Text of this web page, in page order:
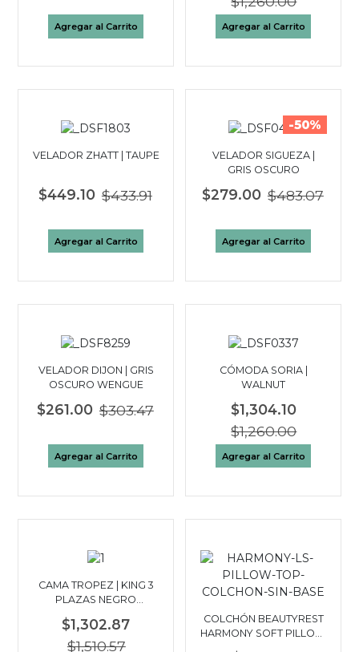
Agregar al Carrito Agregar al Carrito
VELADOR ZHATT | TAUPE
$449.10 $433.91
Agregar al Carrito
-50%
VELADOR SIGUEZA |
GRIS OSCURO
$279.00 $483.07
Agregar al Carrito
VELADOR DIJON | GRIS
OSCURO WENGUE
$261.00 $303.47
Agregar al Carrito
CÓMODA SORIA |
WALNUT
$1,304.10
$1,260.00
Agregar al Carrito
CAMA TROPEZ | KING 3
PLAZAS NEGRO
$1,302.87
$1,510.57
COLCHÓN BEAUTYREST
HARMONY SOFT PILLOW
TOP | KING 3 PLAZAS